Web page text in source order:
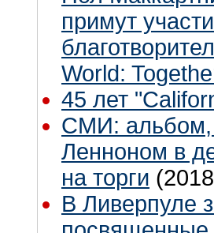
примут
World:
45 лет
СМИ: альбом,
Ленноном в
на торги
В Ливерпуле